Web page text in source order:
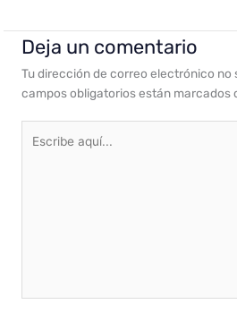
Deja un comentario
Tu dirección de correo electrónico no
campos obligatorios están marcados
aquí...